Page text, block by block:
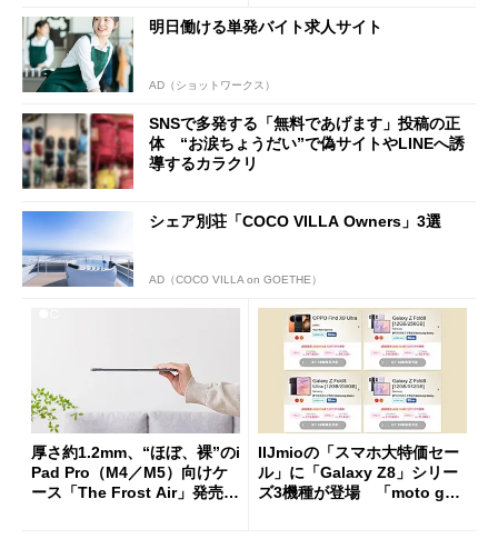
明日働ける単発バイト求人サイト
AD（ショットワークス）
SNSで多発する「無料であげます」投稿の正
体 “お涙ちょうだい”で偽サイトやLINEへ誘
導するカラクリ
シェア別荘「COCO VILLA Owners」3選
AD（COCO VILLA on GOETHE）
厚さ約1.2mm、“ほぼ、裸”のi
Pad Pro（M4／M5）向けケ
ース「The Frost Air」発売
IIJmioの「スマホ大特価セー
ル」に「Galaxy Z8」シリー
ズ3機種が登場 「moto g37